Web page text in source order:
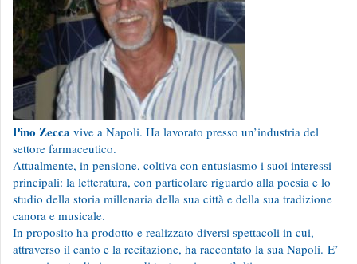
Pino Zecca vive a Napoli. Ha lavorato presso un’industria del
settore farmaceutico.
Attualmente, in pensione, coltiva con entusiasmo i suoi interessi
principali: la letteratura, con particolare riguardo alla poesia e lo
studio della storia millenaria della sua città e della sua tradizione
canora e musicale.
In proposito ha prodotto e realizzato diversi spettacoli in cui,
attraverso il canto e la recitazione, ha raccontato la sua Napoli. E’